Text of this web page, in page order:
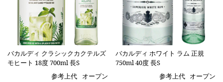
バカルディ クラシックカクテルズ
モヒート 18度 700ml 長S
参考上代
オープン
バカルディ ホワイト ラム 正規
750ml 40度 長S
参考上代 オープン